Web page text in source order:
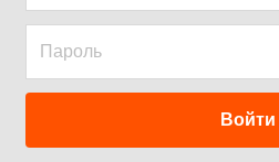
Войти